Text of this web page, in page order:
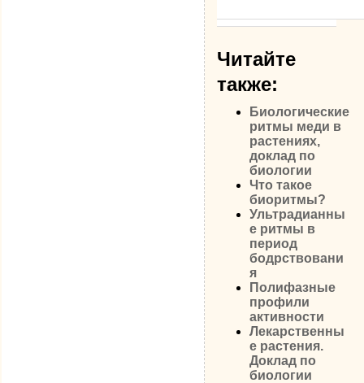
Читайте
также:
Биологические
ритмы меди в
растениях,
доклад по
биологии
Что такое
биоритмы?
Ультрадианны
е ритмы в
период
бодрствовани
я
Полифазные
профили
активности
Лекарственны
е растения.
Доклад по
биологии